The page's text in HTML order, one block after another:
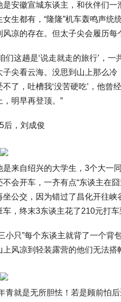
是安徽宣城东谈主，和伙伴们
女生都有，“隆隆”机车轰鸣声统
风凉的存在。但太子尖会履历
们这趟是‘说走就走的旅行’，
子尖看云海。没思到山上那么
不了，吐槽我‘没苦硬吃’，他曾
，明早再登顶。”
后，刘成俊
是来自绍兴的大学生，3个大一
不会开车，一齐有点“东谈主在
坐公交，因为错过了昌化开往
车，终末3东谈主花了210元打车
小只”每个东谈主就背了一个背
上风凉到轻装露营的他们无法搭
青就是无所胆怯！若是顾前怕